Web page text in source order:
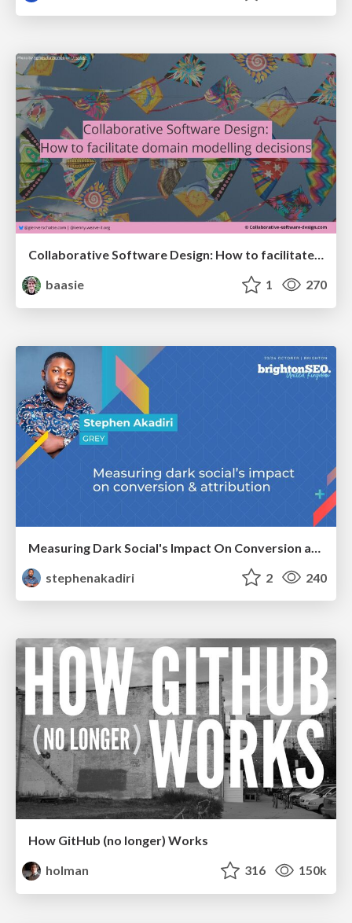
Collaborative Software Design: How to facilitate domain modelling decisions
baasie
1 270
stephenakadiri
2 240
How GitHub (no longer) Works
holman
316 150k